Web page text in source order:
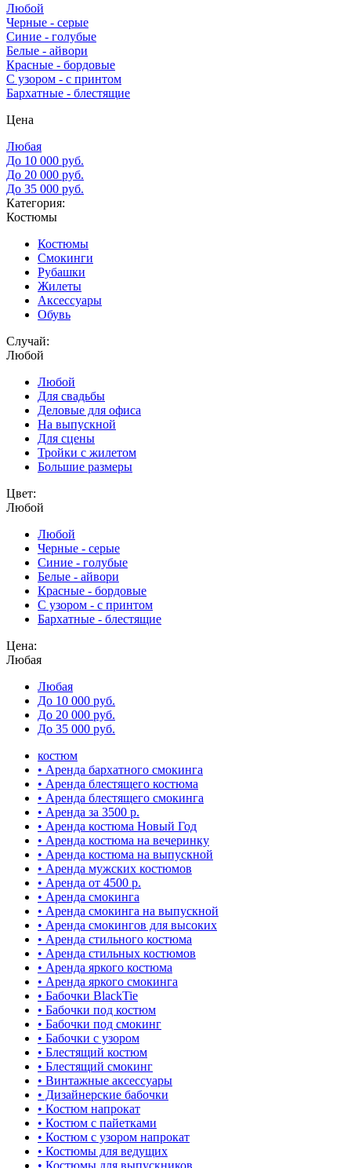
Любой
Черные - серые
Синие - голубые
Белые - айвори
Красные - бордовые
С узором - с принтом
Бархатные - блестящие
Цена
Любая
До 10 000 руб.
До 20 000 руб.
До 35 000 руб.
Категория:
Костюмы
Костюмы
Смокинги
Рубашки
Жилеты
Аксессуары
Обувь
Случай:
Любой
Любой
Для свадьбы
Деловые для офиса
На выпускной
Для сцены
Тройки с жилетом
Большие размеры
Цвет:
Любой
Любой
Черные - серые
Синие - голубые
Белые - айвори
Красные - бордовые
С узором - с принтом
Бархатные - блестящие
Цена:
Любая
Любая
До 10 000 руб.
До 20 000 руб.
До 35 000 руб.
костюм
• Аренда бархатного смокинга
• Аренда блестящего костюма
• Аренда блестящего смокинга
• Аренда за 3500 р.
• Аренда костюма Новый Год
• Аренда костюма на вечеринку
• Аренда костюма на выпускной
• Аренда мужских костюмов
• Аренда от 4500 р.
• Аренда смокинга
• Аренда смокинга на выпускной
• Аренда смокингов для высоких
• Аренда стильного костюма
• Аренда стильных костюмов
• Аренда яркого костюма
• Аренда яркого смокинга
• Бабочки BlackTie
• Бабочки под костюм
• Бабочки под смокинг
• Бабочки с узором
• Блестящий костюм
• Блестящий смокинг
• Винтажные аксессуары
• Дизайнерские бабочки
• Костюм напрокат
• Костюм с пайетками
• Костюм с узором напрокат
• Костюмы для ведущих
• Костюмы для выпускников